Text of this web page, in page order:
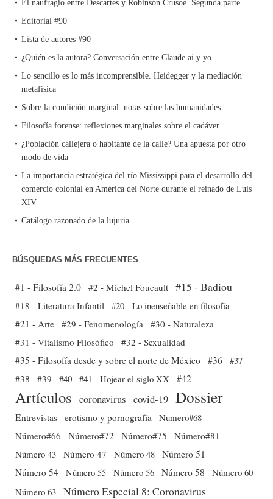
El naufragio entre Descartes y Robinson Crusoe. Segunda parte
Editorial #90
Lista de autores #90
¿Quién es la autora? Conversación entre Claude.ai y yo
Lo sencillo es lo más incomprensible. Heidegger y la mediación
metafísica
Sobre la condición marginal: notas sobre las humanidades
Filosofía forense: reflexiones marginales sobre el cadáver
¿Población callejera o habitante de la calle? Una apuesta por otro
modo de vida
La importancia estratégica del río Mississippi para el desarrollo del
comercio colonial en América del Norte durante el reinado de Luis
XIV
Catálogo razonado de la lujuria
BÚSQUEDAS MÁS FRECUENTES
#1 - Filosofía 2.0 #2 - Michel Foucault #15 - Badiou
#18 - Literatura Infantil #20 - Lo inenseñable en filosofía
#21 - Arte #29 - Fenomenología
#30 - Naturaleza
#31 - Vitalismo Filosófico
#32 - Sexualidad
#35 - Filosofía desde y sobre el norte de México #36 #37
#38
#39 #40 #41 - Hojear el siglo XX #42
Artículos coronavirus covid-19 Dossier
Entrevistas erotismo y pornografía
Numero#68
Número#66
Número#72 Número#75
Número#81
Número 43 Número 47 Número 48 Número 51
Número 54 Número 55 Número 56 Número 58
Número 60
Número 63 Número Especial 8: Coronavirus